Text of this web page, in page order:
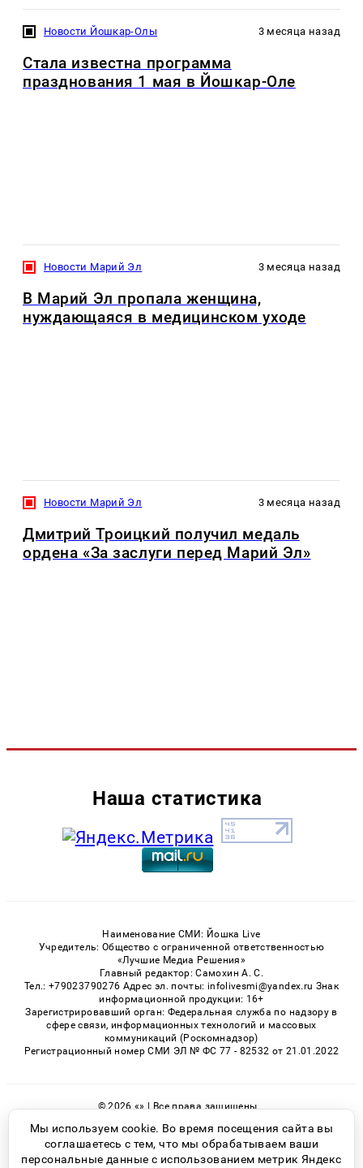
Новости Йошкар-Олы 3 месяца назад
Стала известна программа
празднования 1 мая в Йошкар-Оле
Новости Марий Эл 3 месяца назад
В Марий Эл пропала женщина,
нуждающаяся в медицинском уходе
Новости Марий Эл 3 месяца назад
Дмитрий Троицкий получил медаль
ордена «За заслуги перед Марий Эл»
Наша статистика
Наименование СМИ: Йошка Live
Учредитель: Общество с ограниченной ответственностью
«Лучшие Медиа Решения»
Главный редактор: Самохин А. С.
Тел.: +79023790276 Адрес эл. почты: infolivesmi@yandex.ru Знак
информационной продукции: 16+
Зарегистрировавший орган: Федеральная служба по надзору в
сфере связи, информационных технологий и массовых
коммуникаций (Роскомнадзор)
Регистрационный номер СМИ ЭЛ № ФС 77 - 82532 от 21.01.2022
© 2026 «» | Все права защищены
Возрастная категория сайта 16+
Политика конфиденциальности
Мы используем cookie. Во время посещения сайта вы
соглашаетесь с тем, что мы обрабатываем ваши
персональные данные с использованием метрик Яндекс